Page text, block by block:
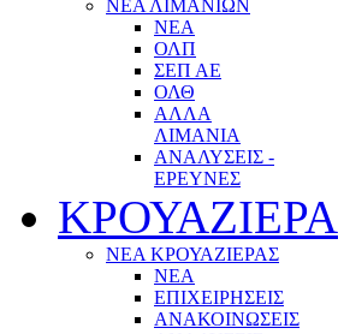
ΝΕΑ ΛΙΜΑΝΙΩΝ
ΝΕΑ
ΟΛΠ
ΣΕΠ ΑΕ
ΟΛΘ
ΑΛΛΑ
ΛΙΜΑΝΙΑ
ΑΝΑΛΥΣΕΙΣ -
ΕΡΕΥΝΕΣ
ΚΡΟΥΑΖΙΕΡΑ
ΝΕΑ ΚΡΟΥΑΖΙΕΡΑΣ
NEA
ΕΠΙΧΕΙΡΗΣΕΙΣ
ΑΝΑΚΟΙΝΩΣΕΙΣ